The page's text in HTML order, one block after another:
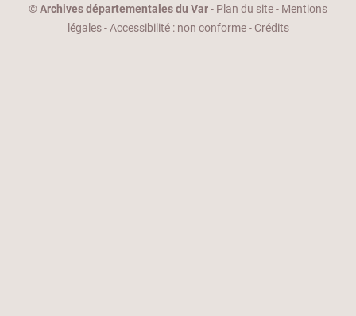
©Archives départementales du Var- Plan du site- Mentions
légales-Accessibilité : non conforme- Crédits